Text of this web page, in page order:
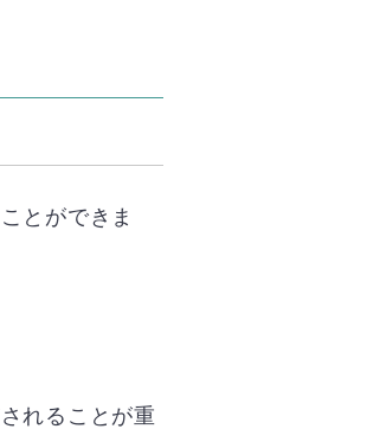
とができま
れることが重